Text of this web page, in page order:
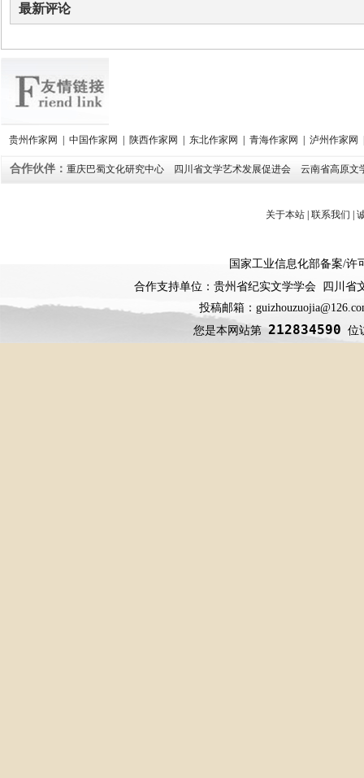
最新评论
贵州作家网 | 中国作家网 | 陕西作家网 | 东北作家网 | 青海作家网 | 泸州作家网
合作伙伴： 重庆巴蜀文化研究中心 四川省文学艺术发展促进会 云南省高原文
关于本站| 联系我们 |
国家工业信息化部备案/许
合作支持单位：贵州省纪实文学学会 四川
投稿邮箱：
您是本网站第212834590